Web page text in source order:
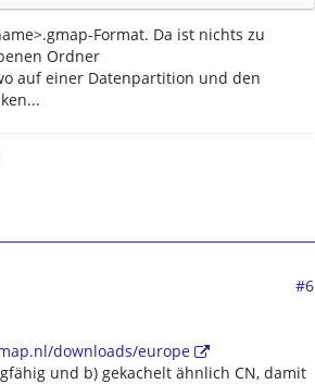
Format. Da ist nichts zu
Ordner
auf einer Datenpartition und den
#6
downloads/europe
und b) gekachelt ähnlich CN, damit